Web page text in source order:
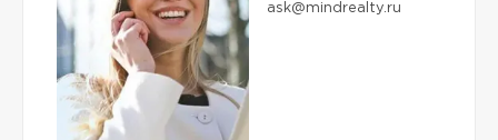
ask@mindrealty.ru